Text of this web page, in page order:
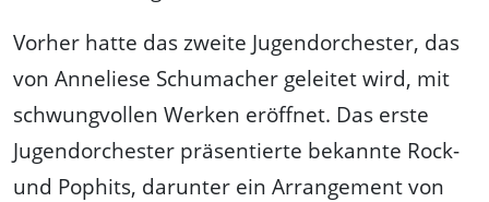
Vorher hatte das zweite Jugendorchester, das
von Anneliese Schumacher geleitet wird, mit
schwungvollen Werken eröffnet. Das erste
Jugendorchester präsentierte bekannte Rock-
und Pophits, darunter ein Arrangement von